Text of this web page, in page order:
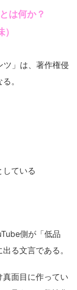
は何か？
ツ」は、著作権侵
。
ている
側が「低品
る文言である。
面目に作ってい